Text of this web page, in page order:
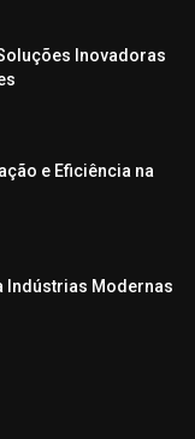
Inovadoras
e Eficiência na
Indústrias Modernas